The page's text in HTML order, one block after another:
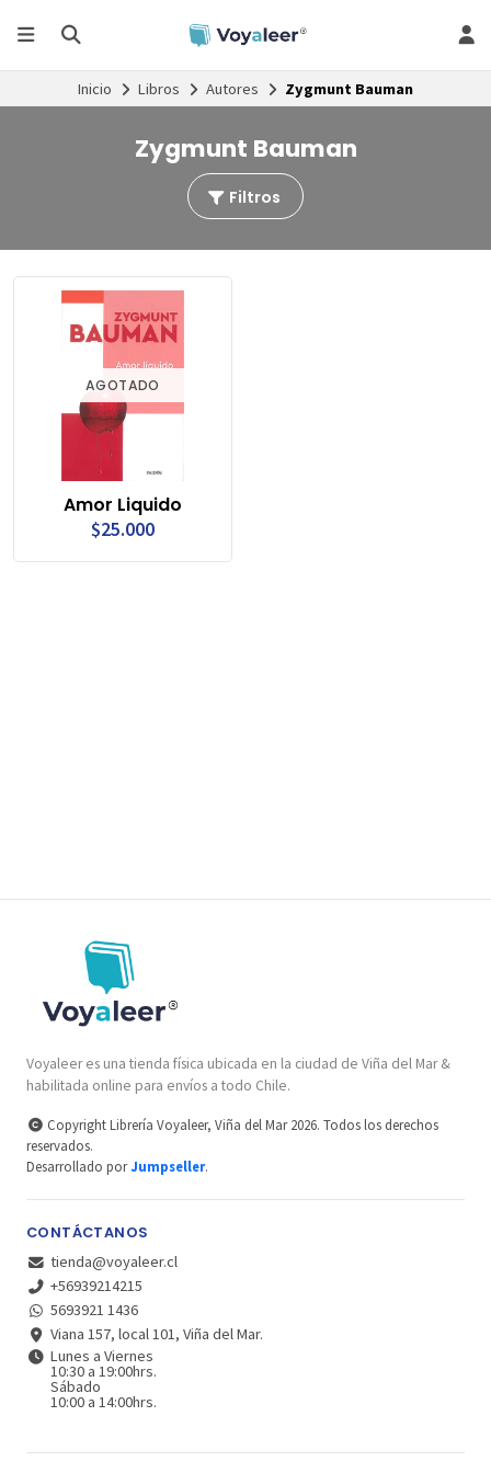
Inicio Libros Autores Zygmunt Bauman
Zygmunt Bauman
Filtros
AGOTADO
Amor Liquido
$25.000
Voyaleer es una tienda física ubicada en la ciudad de Viña del Mar &
habilitada online para envíos a todo Chile.
Copyright Librería Voyaleer, Viña del Mar 2026. Todos los derechos
reservados.
Desarrollado porJumpseller.
CONTÁCTANOS
tienda@voyaleer.cl
+56939214215
5693921 1436
Viana 157, local 101, Viña del Mar.
Lunes a Viernes
10:30 a 19:00hrs.
Sábado
10:00 a 14:00hrs.